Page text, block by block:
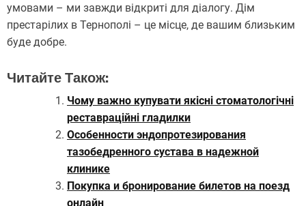
умовами – ми завжди відкриті для діалогу. Дім
престарілих в Тернополі – це місце, де вашим близьким
буде добре.
Читайте Також:
Чому важно купувати якісні стоматологічні
реставраційні гладилки
Особенности эндопротезирования
тазобедренного сустава в надежной
клинике
Покупка и бронирование билетов на поезд
онлайн